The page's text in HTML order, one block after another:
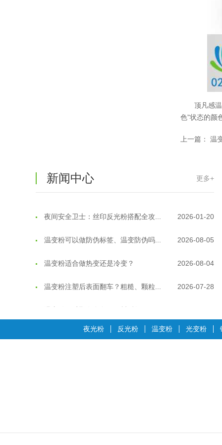
顶凡感温
色”状态的颜
上一篇：温
新闻中心 更多+
2026-07-20
2026-07-17
2026-07-10
2026-07-09
温变粉耐温真相：注塑"高温炼... 2026-07-03
温变粉大批量保存指南｜做对这几步... 2026-07-17
夜光粉 反光粉 温变粉 光变粉